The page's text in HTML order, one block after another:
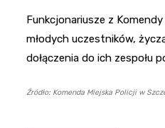
Funkcjonariusze z
młodych uczestników,
dołączenia do ich zespołu
Źródło: Komenda Miejska Policji w